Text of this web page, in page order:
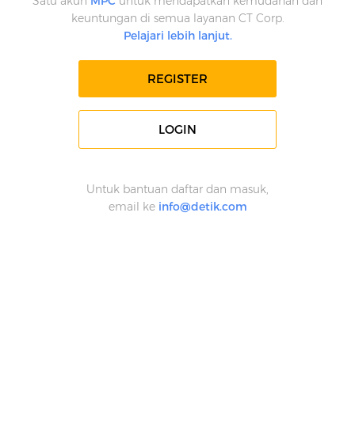
keuntungan di semua layanan CT Corp.
Pelajari lebih lanjut.
REGISTER
LOGIN
Untuk bantuan daftar dan masuk,
email ke info@detik.com